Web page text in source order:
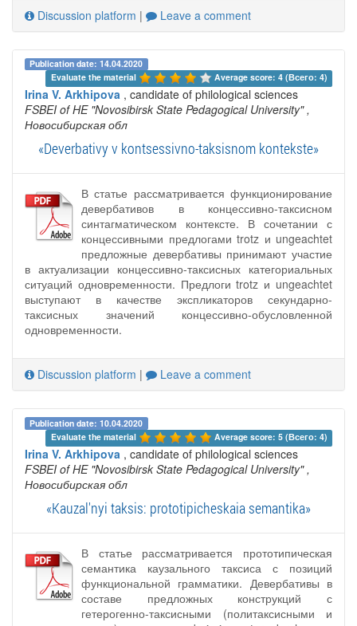
Discussion platform | Leave a comment
Publication date: 14.04.2020
Evaluate the material
Average score: 4 (Всего: 4)
Irina V. Arkhipova , candidate of philological sciences
FSBEI of HE "Novosibirsk State Pedagogical University" ,
Новосибирская обл
«Deverbativy v kontsessivno-taksisnom kontekste»
В статье рассматривается функционирование
девербативов в концессивно-таксисном
синтагматическом контексте. В сочетании с
концессивными предлогами trotz и ungeachtet
предложные девербативы принимают участие
в актуализации концессивно-таксисных категориальных
ситуаций одновременности. Предлоги trotz и ungeachtet
выступают в качестве экспликаторов секундарно-
таксисных значений концессивно-обусловленной
одновременности.
Discussion platform | Leave a comment
Publication date: 10.04.2020
Evaluate the material
Average score: 5 (Всего: 4)
Irina V. Arkhipova , candidate of philological sciences
FSBEI of HE "Novosibirsk State Pedagogical University" ,
Новосибирская обл
«Kauzal'nyi taksis: prototipicheskaia semantika»
В статье рассматривается прототипическая
семантика каузального таксиса с позиций
функциональной грамматики. Девербативы в
составе предложных конструкций с
гетерогенно-таксисными (политаксисными и